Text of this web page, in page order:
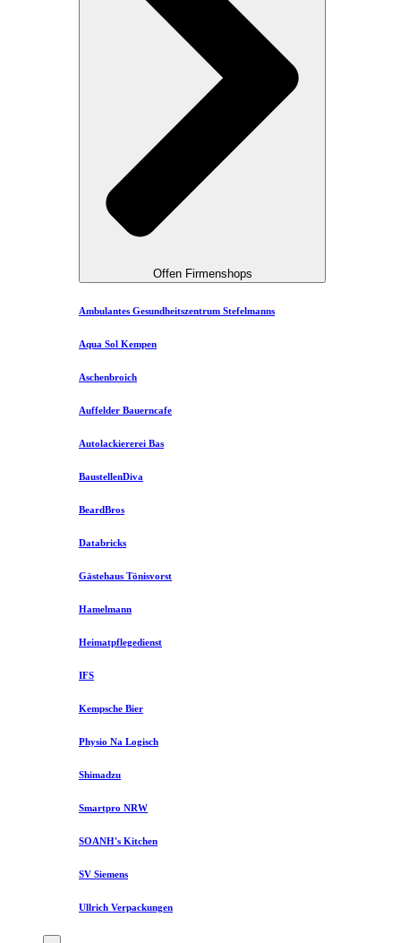
Offen Firmenshops
Ambulantes Gesundheitszentrum Stefelmanns
Aqua Sol Kempen
Aschenbroich
Auffelder Bauerncafe
Autolackiererei Bas
BaustellenDiva
BeardBros
Databricks
Gästehaus Tönisvorst
Hamelmann
Heimatpflegedienst
IFS
Kempsche Bier
Physio Na Logisch
Shimadzu
Smartpro NRW
SOANH's Kitchen
SV Siemens
Ullrich Verpackungen